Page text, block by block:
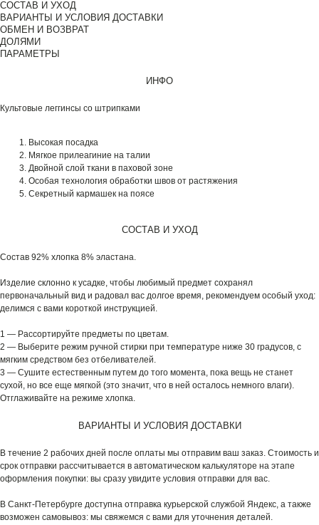
СОСТАВ И УХОД
ВАРИАНТЫ И УСЛОВИЯ ДОСТАВКИ
ОБМЕН И ВОЗВРАТ
ДОЛЯМИ
ПАРАМЕТРЫ
ИНФО
Культовые леггинсы со штрипками
Высокая посадка
Мягкое прилеагиние на талии
Двойной слой ткани в паховой зоне
Особая технология обработки швов от растяжения
Секретный кармашек на поясе
СОСТАВ И УХОД
Состав 92% хлопка 8% эластана.
Изделие склонно к усадке, чтобы любимый предмет сохранял
первоначальный вид и радовал вас долгое время, рекомендуем особый уход:
делимся с вами короткой инструкцией.
1 — Рассортируйте предметы по цветам.
2 — Выберите режим ручной стирки при температуре ниже 30 градусов, с
мягким средством без отбеливателей.
3 — Сушите естественным путем до того момента, пока вещь не станет
сухой, но все еще мягкой (это значит, что в ней осталось немного влаги).
Отглаживайте на режиме хлопка.
ВАРИАНТЫ И УСЛОВИЯ ДОСТАВКИ
В течение 2 рабочих дней после оплаты мы отправим ваш заказ. Стоимость и
срок отправки рассчитывается в автоматическом калькуляторе на этапе
оформления покупки: вы сразу увидите условия отправки для вас.
В Санкт-Петербурге доступна отправка курьерской службой Яндекс, а также
возможен самовывоз: мы свяжемся с вами для уточнения деталей.